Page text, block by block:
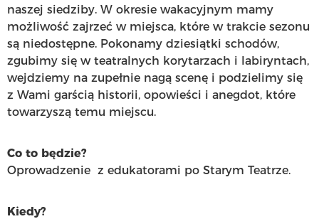
naszej siedziby. W okresie wakacyjnym mamy
możliwość zajrzeć w miejsca, które w trakcie sezonu
są niedostępne. Pokonamy dziesiątki schodów,
zgubimy się w teatralnych korytarzach i labiryntach,
wejdziemy na zupełnie nagą scenę i podzielimy się
z Wami garścią historii, opowieści i anegdot, które
towarzyszą temu miejscu.
Co to będzie?
Oprowadzenie z edukatorami po Starym Teatrze.
Kiedy?